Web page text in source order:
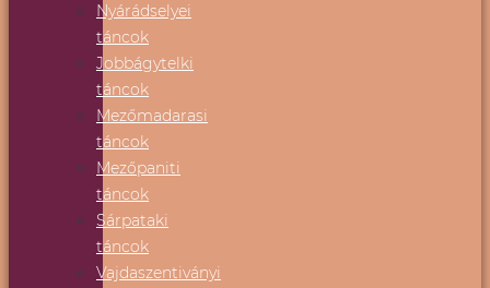
Nyárádselyei
táncok
Jobbágytelki
táncok
Mezőmadarasi
táncok
Mezőpaniti
táncok
Sárpataki
táncok
Vajdaszentiványi